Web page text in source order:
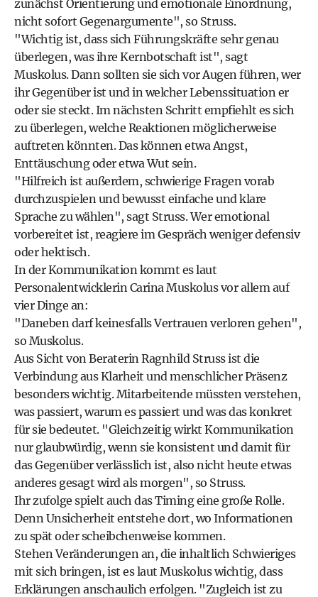
zunächst Orientierung und emotionale Einordnung,
nicht sofort Gegenargumente", so Struss.
"Wichtig ist, dass sich Führungskräfte sehr genau
überlegen, was ihre Kernbotschaft ist", sagt
Muskolus. Dann sollten sie sich vor Augen führen, wer
ihr Gegenüber ist und in welcher Lebenssituation er
oder sie steckt. Im nächsten Schritt empfiehlt es sich
zu überlegen, welche Reaktionen möglicherweise
auftreten könnten. Das können etwa Angst,
Enttäuschung oder etwa Wut sein.
"Hilfreich ist außerdem, schwierige Fragen vorab
durchzuspielen und bewusst einfache und klare
Sprache zu wählen", sagt Struss. Wer emotional
vorbereitet ist, reagiere im Gespräch weniger defensiv
oder hektisch.
In der Kommunikation kommt es laut
Personalentwicklerin Carina Muskolus vor allem auf
vier Dinge an:
"Daneben darf keinesfalls Vertrauen verloren gehen",
so Muskolus.
Aus Sicht von Beraterin Ragnhild Struss ist die
Verbindung aus Klarheit und menschlicher Präsenz
besonders wichtig. Mitarbeitende müssten verstehen,
was passiert, warum es passiert und was das konkret
für sie bedeutet. "Gleichzeitig wirkt Kommunikation
nur glaubwürdig, wenn sie konsistent und damit für
das Gegenüber verlässlich ist, also nicht heute etwas
anderes gesagt wird als morgen", so Struss.
Ihr zufolge spielt auch das Timing eine große Rolle.
Denn Unsicherheit entstehe dort, wo Informationen
zu spät oder scheibchenweise kommen.
Stehen Veränderungen an, die inhaltlich Schwieriges
mit sich bringen, ist es laut Muskolus wichtig, dass
Erklärungen anschaulich erfolgen. "Zugleich ist zu